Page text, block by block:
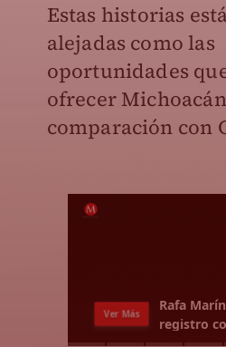
Estas historias
alejadas como las
oportunidades
ofrecer
comparación con